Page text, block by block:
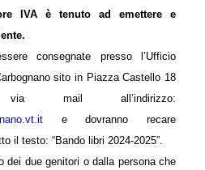
IVA è tenuto ad emettere e
consegnate presso l’Ufficio
sito in Piazza Castello 18
mail all’indirizzo:
e dovranno recare
il testo: “Bando libri 2024-2025”.
dei due genitori o dalla persona che